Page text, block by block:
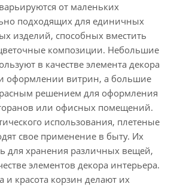
от маленьких
подходящих для единичных
изделий, способных вместить
композиции. Небольшие
в качестве элемента декора
оформлении витрин, а большие
решением для оформления
или офисных помещений.
использования, плетеные
свое применение в быту. Их
для хранения различных вещей,
элементов декора интерьера.
и красота корзин делают их